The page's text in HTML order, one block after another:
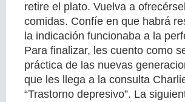
retire el plato. Vuelva a
comidas. Confíe en que habrá
la indicación funcionaba a la
Para finalizar, les cuento como
práctica de las nuevas
que les llega a la consulta
“Trastorno depresivo”. La